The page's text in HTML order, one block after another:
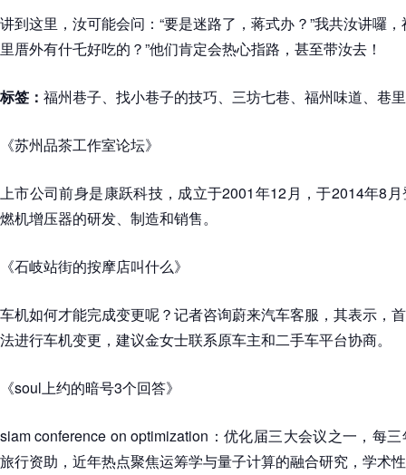
讲到这里，汝可能会问：“要是迷路了，蒋式办？”我共汝讲囉
里厝外有什乇好吃的？”他们肯定会热心指路，甚至带汝去！
标签： 福州巷子、找小巷子的技巧、三坊七巷、福州味道、巷
《苏州品茶工作室论坛》
上市公司前身是康跃科技，成立于2001年12月，于2014年8
燃机增压器的研发、制造和销售。
《石岐站街的按摩店叫什么》
车机如何才能完成变更呢？记者咨询蔚来汽车客服，其表示，
法进行车机变更，建议金女士联系原车主和二手车平台协商。
《soul上约的暗号3个回答》
siam conference on optimization：优化届三大会议之一，每
旅行资助，近年热点聚焦运筹学与量子计算的融合研究，学术